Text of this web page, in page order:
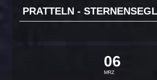
PRATTELN -
06
MRZ